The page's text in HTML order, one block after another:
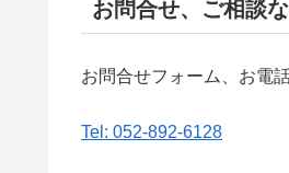
お問合せ、ご相談
お問合せフォーム、お電
Tel: 052-892-6128